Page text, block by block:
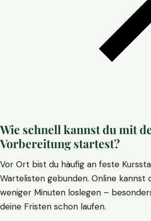
Wie schnell kannst du mit
Vorbereitung startest?
Vor Ort bist du häufig an feste
Wartelisten gebunden. Online kannst
weniger Minuten loslegen –
deine Fristen schon laufen.